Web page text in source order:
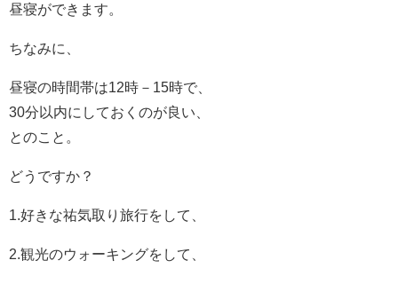
昼寝ができます。
ちなみに、
昼寝の時間帯は12時－15時で、
30分以内にしておくのが良い、
とのこと。
どうですか？
1.好きな祐気取り旅行をして、
2.観光のウォーキングをして、